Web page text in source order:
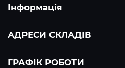
Інформація
АДРЕСИ СКЛАДІВ
ГРАФІК РОБОТИ